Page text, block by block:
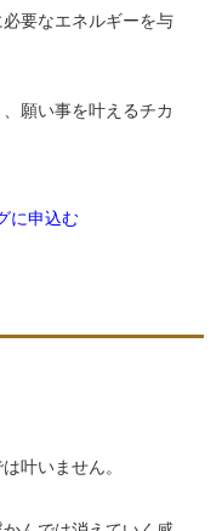
要なエネルギーを与
願い事を叶えるチカ
叶いません。